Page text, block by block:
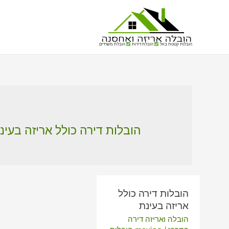
הובלות קטנות בזול הובלת דירות הובלת משרדים
הובלות דירה כולל אריזה
הובלות דירה כולל
אריזה בעינת
הובלה ואריזה דירה